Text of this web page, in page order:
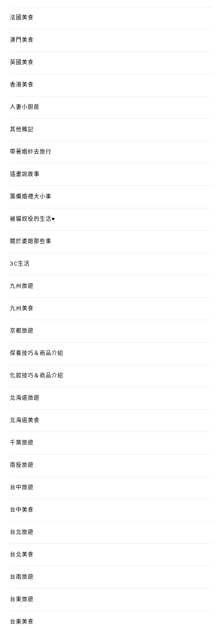
法國美食
澳門美食
英國美食
香港美食
人妻小廚房
其他雜記
帶著婚紗去旅行
插畫說故事
籌備婚禮大小事
被貓奴役的生活♥
關於婆媳那些事
3C生活
九州旅遊
九州美食
京都旅遊
保養技巧＆商品介紹
化妝技巧＆商品介紹
北海道旅遊
北海道美食
千葉旅遊
南投旅遊
台中旅遊
台中美食
台北旅遊
台北美食
台南旅遊
台東旅遊
台東美食